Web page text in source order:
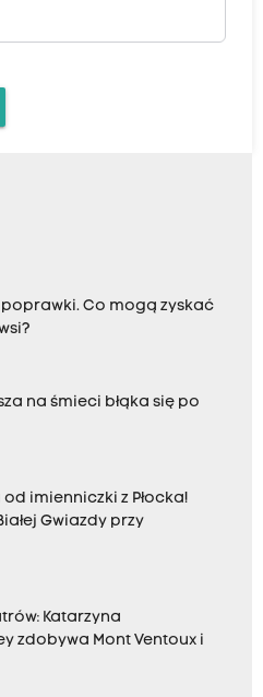
poprawki. Co mogą zyskać
na śmieci błąka się po
od imienniczki z Płocka!
Gwiazdy przy
Katarzyna
zdobywa Mont Ventoux i